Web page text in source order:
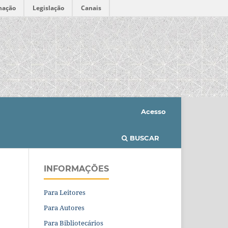
Legislação Canais
BUSCAR
Acesso
INFORMAÇÕES
Para Leitores
Para Autores
Para Bibliotecários